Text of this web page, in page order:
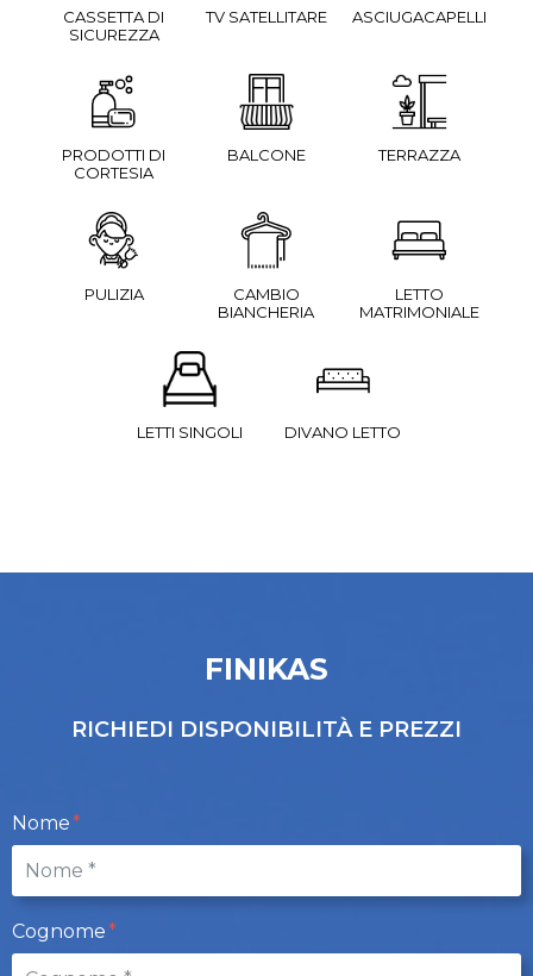
CASSETTA DI
SICUREZZA
TV SATELLITARE ASCIUGACAPELLI
PRODOTTI DI
CORTESIA
BALCONE TERRAZZA
PULIZIA
CAMBIO
BIANCHERIA
LETTO
MATRIMONIALE
LETTI SINGOLI DIVANO LETTO
FINIKAS
RICHIEDI DISPONIBILITÀ E PREZZI
Nome
Cognome